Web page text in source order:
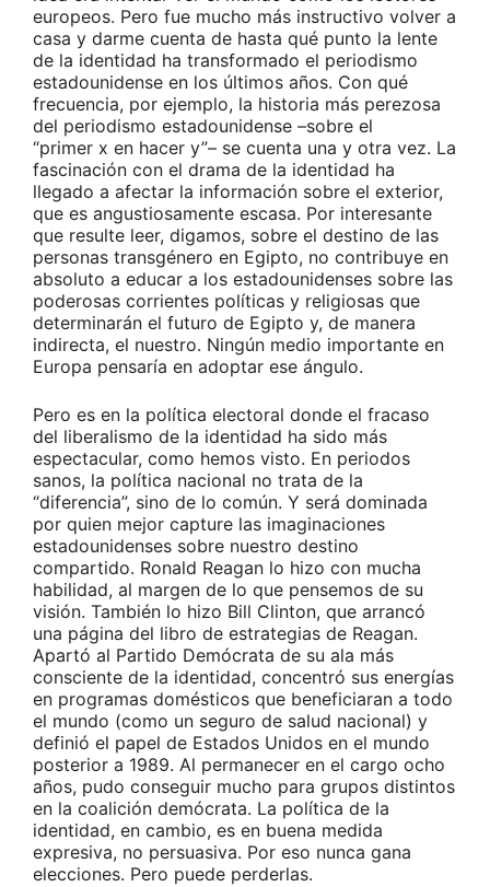
europeos. Pero fue mucho más instructivo volver a
casa y darme cuenta de hasta qué punto la lente
de la identidad ha transformado el periodismo
estadounidense en los últimos años. Con qué
frecuencia, por ejemplo, la historia más perezosa
del periodismo estadounidense –sobre el
“primer x en hacer y”– se cuenta una y otra vez. La
fascinación con el drama de la identidad ha
llegado a afectar la información sobre el exterior,
que es angustiosamente escasa. Por interesante
que resulte leer, digamos, sobre el destino de las
personas transgénero en Egipto, no contribuye en
absoluto a educar a los estadounidenses sobre las
poderosas corrientes políticas y religiosas que
determinarán el futuro de Egipto y, de manera
indirecta, el nuestro. Ningún medio importante en
Europa pensaría en adoptar ese ángulo.
Pero es en la política electoral donde el fracaso
del liberalismo de la identidad ha sido más
espectacular, como hemos visto. En periodos
sanos, la política nacional no trata de la
“diferencia”, sino de lo común. Y será dominada
por quien mejor capture las imaginaciones
estadounidenses sobre nuestro destino
compartido. Ronald Reagan lo hizo con mucha
habilidad, al margen de lo que pensemos de su
visión. También lo hizo Bill Clinton, que arrancó
una página del libro de estrategias de Reagan.
Apartó al Partido Demócrata de su ala más
consciente de la identidad, concentró sus energías
en programas domésticos que beneficiaran a todo
el mundo (como un seguro de salud nacional) y
definió el papel de Estados Unidos en el mundo
posterior a 1989. Al permanecer en el cargo ocho
años, pudo conseguir mucho para grupos distintos
en la coalición demócrata. La política de la
identidad, en cambio, es en buena medida
expresiva, no persuasiva. Por eso nunca gana
elecciones. Pero puede perderlas.